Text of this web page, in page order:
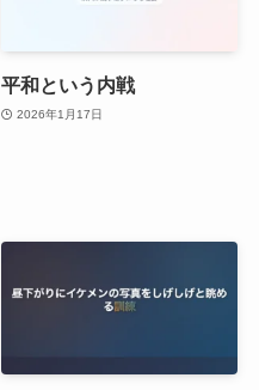
平和という内戦
2026年1月17日